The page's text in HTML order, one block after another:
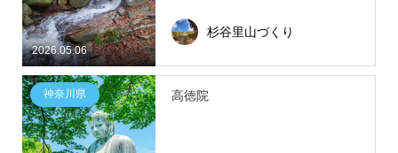
2026.05.06
杉谷里山づくり
神奈川県 高徳院